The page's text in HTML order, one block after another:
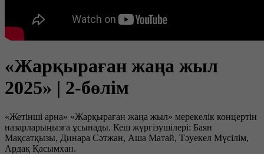
«Жарқыраған жаңа жыл
2025» | 2-бөлім
«Жетінші арна» «Жарқыраған жаңа жыл» мерекелік концертін
назарларыңызға ұсынады. Кеш жүргізушілері: Баян
Мақсатқызы, Динара Сәтжан, Аша Матай, Тәуекел Мүсілім,
Ардақ Қасымхан.